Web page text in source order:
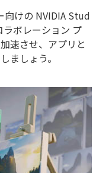
向けの NVIDIA Stud
ボレーション プ
速させ、アプリと
ましょう。